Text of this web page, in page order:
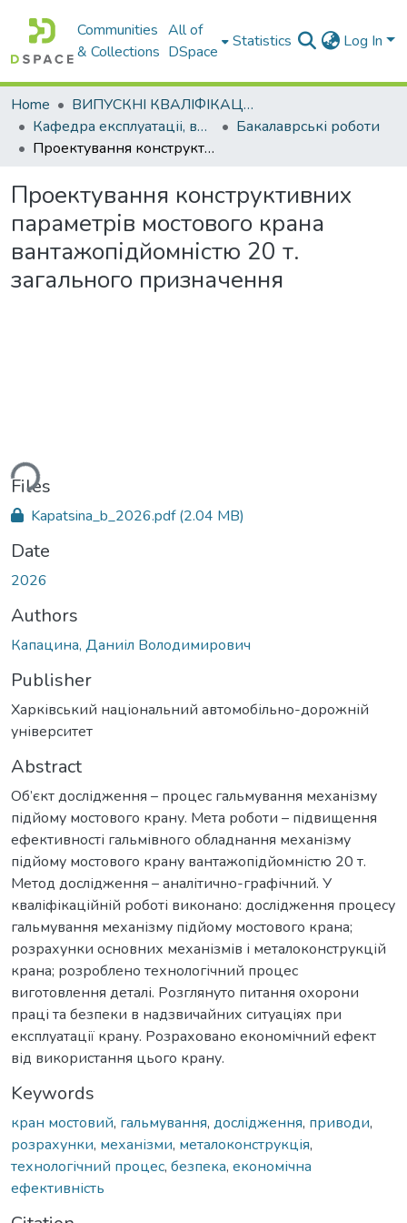
Communities
& Collections
All of
DSpace
Statistics Log In
Home
ВИПУСКНІ КВАЛІФІКАЦІЙНІ РОБОТИ
Кафедра експлуатаціі, випробувань, сервісу будівельних і дорожніх машин
Бакалаврські роботи
Проектування конструктивних параметрів мостового крана вантажопідйомністю 20 т. загального призначення
Проектування конструктивних
параметрів мостового крана
вантажопідйомністю 20 т.
загального призначення
Files
Kapatsina_b_2026.pdf(2.04 MB)
Date
2026
Authors
Капацина, Даниіл Володимирович
Publisher
Харківський національний автомобільно-дорожній
університет
Abstract
Об’єкт дослідження – процес гальмування механізму
підйому мостового крану. Мета роботи – підвищення
ефективності гальмівного обладнання механізму
підйому мостового крану вантажопідйомністю 20 т.
Метод дослідження – аналітично-графічний. У
кваліфікаційній роботі виконано: дослідження процесу
гальмування механізму підйому мостового крана;
розрахунки основних механізмів і металоконструкцій
крана; розроблено технологічний процес
виготовлення деталі. Розглянуто питання охорони
праці та безпеки в надзвичайних ситуаціях при
експлуатації крану. Розраховано економічний ефект
від використання цього крану.
Keywords
кран мостовий, гальмування, дослідження, приводи,
розрахунки, механізми, металоконструкція,
технологічний процес, безпека, економічна
ефективність